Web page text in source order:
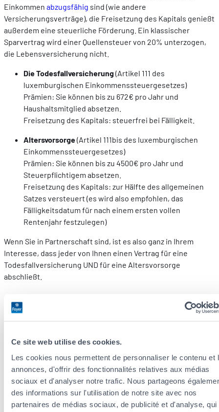
Ce site web utilise des cookies.
Les cookies nous permettent de personnaliser le contenu et
annonces, d'offrir des fonctionnalités relatives aux médias
sociaux et d'analyser notre trafic. Nous partageons
des informations sur l'utilisation de notre site avec nos
partenaires de médias sociaux, de publicité et d'analyse, qui
Einkommen abzugsfähig sind (wie andere
Versicherungsverträge), die Freisetzung des Kapitals genießt
außerdem eine steuerliche Förderung. Ein klassischer
Sparvertrag wird einer Quellensteuer von 20% unterzogen,
die Lebensversicherung nicht.
Die Todesfallversicherung(Artikel 111 des
luxemburgischen Einkommenssteuergesetzes)
Prämien: Sie können bis zu 672€ pro Jahr und
Haushaltsmitglied absetzen.
Freisetzung des Kapitals: steuerfrei bei Fälligkeit.
Altersvorsorge(Artikel 111bis des luxemburgischen
Einkommenssteuergesetzes)
Prämien: Sie können bis zu 4500€ pro Jahr und
Steuerpflichtigem absetzen.
Freisetzung des Kapitals: zur Hälfte des allgemeinen
Satzes versteuert (es wird also empfohlen, das
Fälligkeitsdatum für nach einem ersten vollen
Rentenjahr festzulegen)
Wenn Sie in Partnerschaft sind, ist es also ganz in Ihrem
Interesse, dass jeder von Ihnen einen Vertrag für eine
Todesfallversicherung UND für eine Altersvorsorge
abschließt.
Wegen der Nachfolge
Vermögensübertragung, das durch die flexible Ernennung
Die übertragenen Kapitale fließen nicht in die Nachfolge mit
ein. Sie werden also weder bei dem Inventar des Besitzes des
Verstorbenen noch bei der Aufteilung zwischen den Erben
berücksichtigt.